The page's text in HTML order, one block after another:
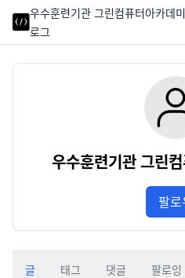
우수훈련기관 그린컴퓨터아카데
로그
우수훈련기관 그린
팔로
글 태그 댓글 팔로잉